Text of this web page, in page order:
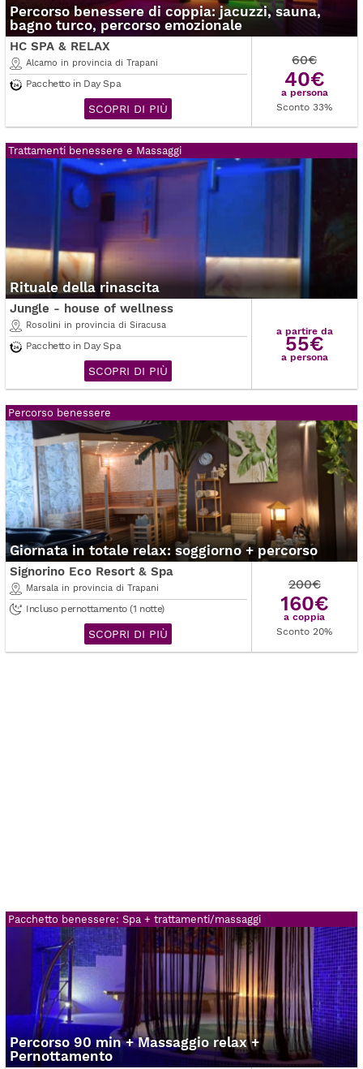
Percorso benessere di coppia: jacuzzi, sauna,
bagno turco, percorso emozionale
HC SPA & RELAX
Alcamo in provincia di Trapani
Pacchetto in Day Spa
SCOPRI DI PIÙ
60€
40€
a persona
Sconto 33%
Trattamenti benessere e Massaggi
Rituale della rinascita
Jungle - house of wellness
Rosolini in provincia di Siracusa
Pacchetto in Day Spa
SCOPRI DI PIÙ
a partire da
55€
a persona
Percorso benessere
Giornata in totale relax: soggiorno + percorso
Signorino Eco Resort & Spa
Marsala in provincia di Trapani
Incluso pernottamento (1 notte)
SCOPRI DI PIÙ
200€
160€
a coppia
Sconto 20%
Pacchetto benessere: Spa + trattamenti/massaggi
Percorso 90 min + Massaggio relax +
Pernottamento